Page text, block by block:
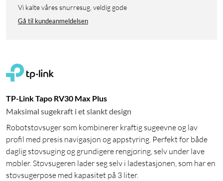
Vi kalte våres snurresug, veldig gode
Gå til kundeanmeldelsen
TP-Link Tapo RV30 Max Plus
Maksimal sugekraft i et slankt design
Robotstøvsuger som kombinerer kraftig sugeevne og lav
profil med presis navigasjon og appstyring. Perfekt for både
daglig støvsuging og grundigere rengjøring, selv under lave
møbler. Støvsugeren lader seg selv i ladestasjonen, som har en
støvsugerpose med kapasitet på 3 liter.